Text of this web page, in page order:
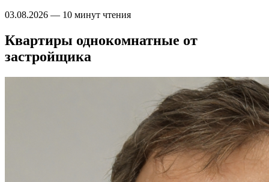
03.08.2026 — 10 минут чтения
Квартиры однокомнатные от
застройщика